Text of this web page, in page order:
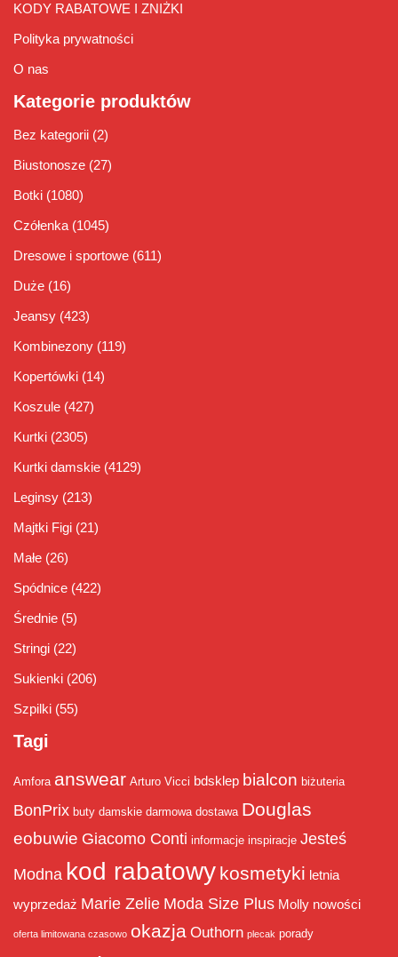
KODY RABATOWE I ZNIŻKI
Polityka prywatności
O nas
Kategorie produktów
Bez kategorii (2)
Biustonosze (27)
Botki (1080)
Czółenka (1045)
Dresowe i sportowe (611)
Duże (16)
Jeansy (423)
Kombinezony (119)
Kopertówki (14)
Koszule (427)
Kurtki (2305)
Kurtki damskie (4129)
Leginsy (213)
Majtki Figi (21)
Małe (26)
Spódnice (422)
Średnie (5)
Stringi (22)
Sukienki (206)
Szpilki (55)
Tagi
Amfora answear Arturo Vicci bdsklep bialcon biżuteria
BonPrix buty damskie darmowa dostawa Douglas
eobuwie Giacomo Conti informacje inspiracje Jesteś
Modna kod rabatowy kosmetyki letnia
wyprzedaż Marie Zelie Moda Size Plus Molly nowości
oferta limitowana czasowo okazja Outhorn plecak porady